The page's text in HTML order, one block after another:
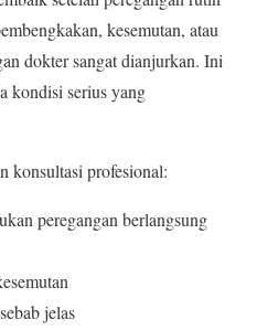
kesemutan, atau
dokter sangat dianjurkan. Ini
kondisi serius yang
konsultasi profesional:
peregangan berlangsung
jelas